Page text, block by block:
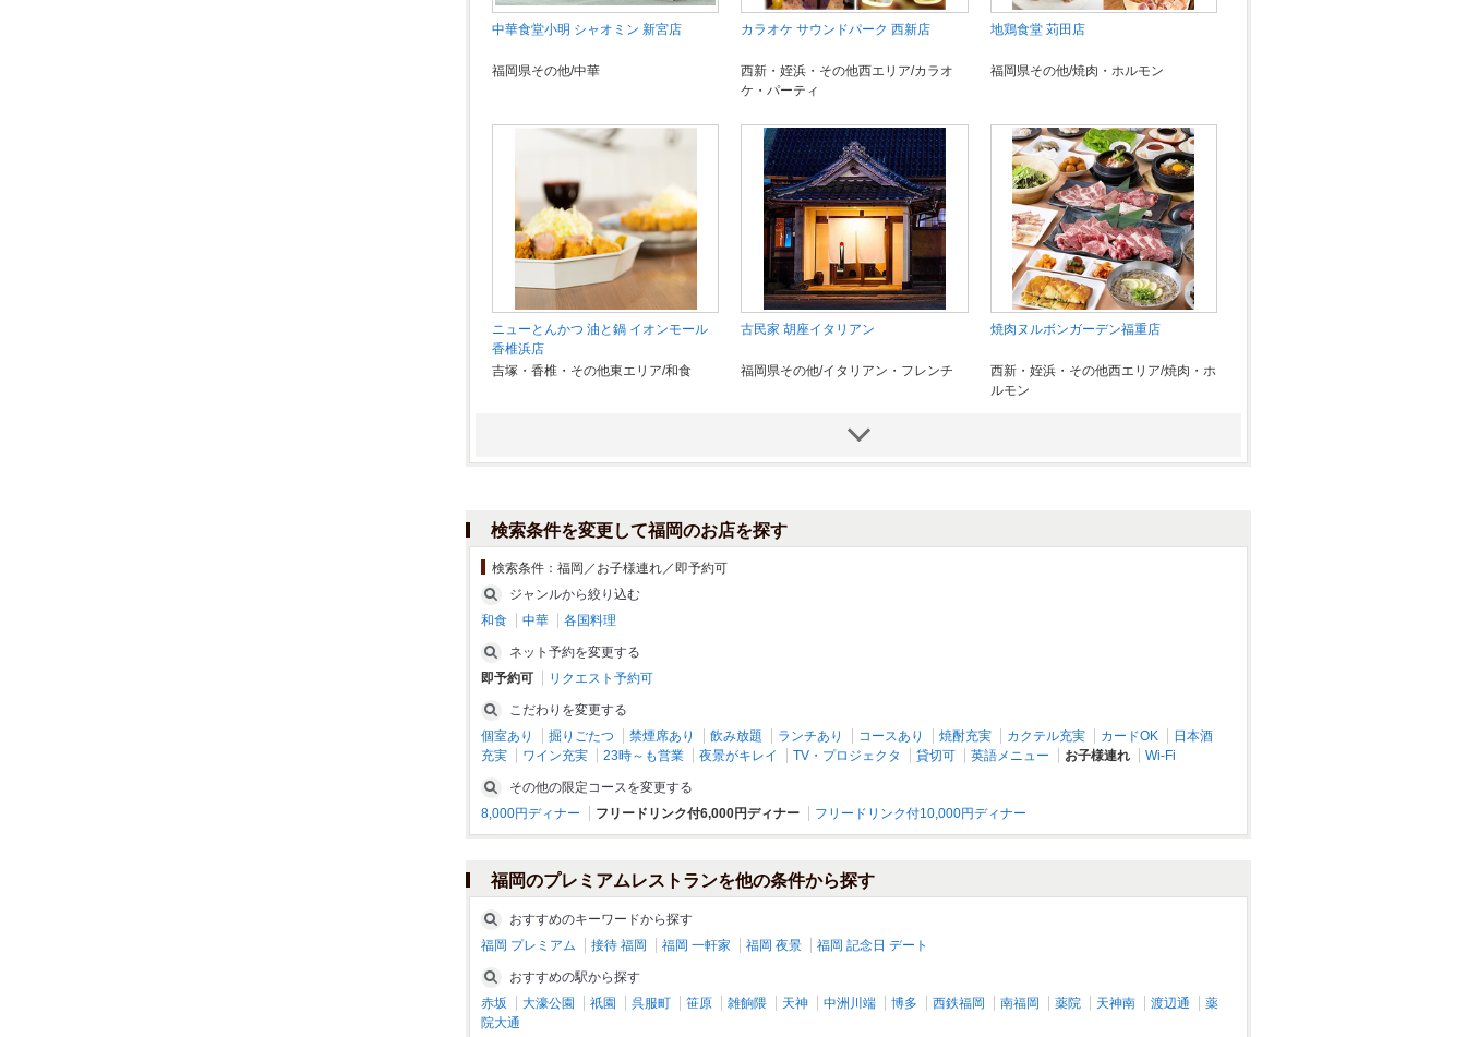
中華食堂小明 シャオミン 新宮店
福岡県その他/中華
カラオケ サウンドパーク 西新店
西新・姪浜・その他西エリア/カラオ
ケ・パーティ
地鶏食堂 苅田店
福岡県その他/焼肉・ホルモン
ニューとんかつ 油と鍋 イオンモール
香椎浜店
吉塚・香椎・その他東エリア/和食
古民家 胡座イタリアン
福岡県その他/イタリアン・フレンチ
焼肉ヌルボンガーデン福重店
西新・姪浜・その他西エリア/焼肉・ホ
ルモン
フォルクス 名島店
吉塚・香椎・その他東エリア/洋食
銀乃しゃり 福岡周船寺店
西新・姪浜・その他西エリア/焼肉・ホ
検索条件を変更して福岡のお店を探す
検索条件： 福岡／お子様連れ／即予約可
ジャンルから絞り込む
和食
中華 各国料理
ネット予約を変更する
即予約可
リクエスト予約可
こだわりを変更する
個室あり
掘りごたつ 禁煙席あり 飲み放題 ランチあり コースあり 焼酎充実 カクテル充実 カードOK
日本酒
充実
ワイン充実 23時～も営業 夜景がキレイ TV・プロジェクタ 貸切可 英語メニュー お子様連れ Wi-Fi
その他の限定コースを変更する
8,000円ディナー
フリードリンク付6,000円ディナー フリードリンク付10,000円ディナー
福岡のプレミアムレストランを他の条件から探す
おすすめのキーワードから探す
福岡 プレミアム
接待 福岡 福岡 一軒家 福岡 夜景 福岡 記念日 デート
おすすめの駅から探す
赤坂
大濠公園 祇園 呉服町 笹原 雑餉隈 天神 中洲川端 博多 西鉄福岡 南福岡 薬院 天神南 渡辺通
薬
院大通